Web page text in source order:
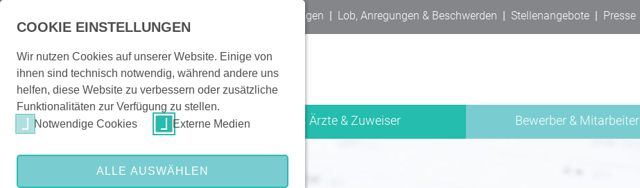
Veranstaltungen | Lob, Anregungen & Beschwerden | Stellenangebote | Presse
Patienten & Besucher Ärzte & Zuweiser Bewerber & Mitarbeiter
COOKIE EINSTELLUNGEN
Wir nutzen Cookies auf unserer Website. Einige von
ihnen sind technisch notwendig, während andere uns
helfen, diese Website zu verbessern oder zusätzliche
Funktionalitäten zur Verfügung zu stellen.
Notwendige Cookies
Externe Medien
ALLE AUSWÄHLEN